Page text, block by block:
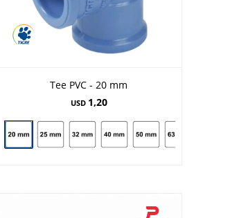
Tee PVC - 20 mm
USD 1,20